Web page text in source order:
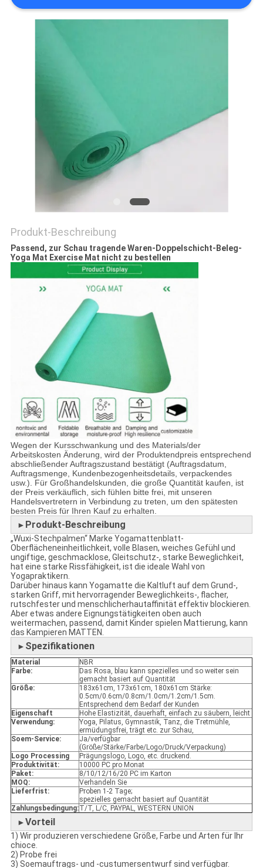
FORDERN
SITEMAP
PRIVACY
Produkt-Beschreibung
Passend, zur Schau tragende Waren-Doppelschicht-Beleg-
Yoga Mat Exercise Mat nicht zu bestellen
Wegen der Kursschwankung und des Materials/der
Arbeitskosten Änderung, wird der Produktendpreis entsprechend
abschließender Auftragszustand bestätigt (Auftragsdatum,
Auftragsmenge, Kundenbezogenheitsdetails, verpackendes
usw.). Für Großhandelskunden, die große Quantität kaufen, ist
der Preis verkäuflich, sich fühlen bitte frei, mit unseren
Handelsvertretern in Verbindung zu treten, um den spätesten
besten Preis für Ihren Kauf zu erhalten.
► Produkt-Beschreibung
„Wuxi-Stechpalmen“ Marke Yogamattenblatt-
Oberflächeneinheitlichkeit, volle Blasen, weiches Gefühl und
ungiftige, geschmacklose, Gleitschutz-, starke Beweglichkeit,
hat eine starke Rissfähigkeit, ist die ideale Wahl von
Yogapraktikern.
Darüber hinaus kann Yogamatte die Kaltluft auf dem Grund-,
starken Griff, mit hervorragender Beweglichkeits-, flacher,
rutschfester und menschlicherhautaffinität effektiv blockieren.
Aber etwas andere Eignungstätigkeiten oben auch
weitermachen, passend, damit Kinder spielen Mattierung, kann
das Kampieren MATTEN.
► Spezifikationen
Material
NBR
Farbe:
Das Rosa, blau kann spezielles und so weiter sein
gemacht basiert auf Quantität
Größe:
183x61cm, 173x61cm, 180x61cm Stärke:
0.5cm/0.6cm/0.8cm/1.0cm/1.2cm/1.5cm.
Entsprechend dem Bedarf der Kunden
Eigenschaft
Hohe Elastizität, dauerhaft, einfach zu säubern, leicht
Verwendung:
Yoga, Pilatus, Gymnastik, Tanz, die Tretmühle,
ermüdungsfrei, trägt etc. zur Schau,
Soem-Service:
Ja/verfügbar
(Größe/Stärke/Farbe/Logo/Druck/Verpackung)
Logo Processing
Prägungslogo, Logo, etc. druckend.
Produktivität:
10000 PC pro Monat
Paket:
8/10/12/16/20 PC im Karton
MOQ:
Verhandeln Sie
Lieferfrist:
Proben 1-2 Tage;
spezielles gemacht basiert auf Quantität
Zahlungsbedingung:T/T, L/C, PAYPAL, WESTERN UNION
►Vorteil
1) Wir produzieren verschiedene Größe, Farbe und Arten für Ihr
chioce.
2) Probe frei
3) Soemauftrags- und -custumersentwurf sind verfügbar.